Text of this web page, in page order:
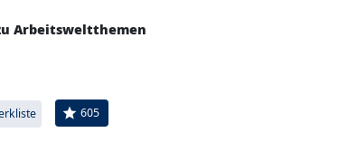
Arbeitsweltthemen
star 605